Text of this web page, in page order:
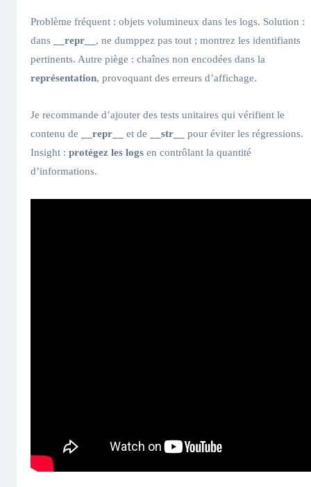
Problème fréquent : objets volumineux dans les logs. Solution :
dans
__repr__ , ne dumppez pas tout ; montrez les identifiants
pertinents. Autre piège : chaînes non encodées dans la
représentation, provoquant des erreurs d’affichage.
Je recommande d’ajouter des tests unitaires qui vérifient le
contenu de
__repr__ et de __str__
pour éviter les régressions.
Insight : protégez les logs en contrôlant la quantité
d’informations.